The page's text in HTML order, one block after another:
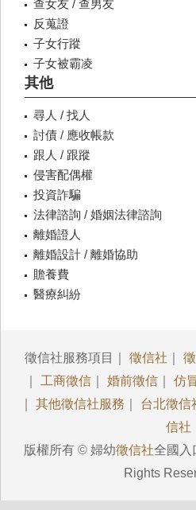
查女友 / 查男友
反蒐證
子女行蹤
子女被霸凌
其他
尋人 / 找人
討債 / 應收帳款
跟人 / 跟蹤
侵害配偶權
投資詐騙
法律諮詢 / 婚姻法律諮詢
離婚證人
離婚設計 / 離婚協助
贍養費
醫療糾紛
徵信社服務項目｜ 徵信社
工商徵信 婚前徵信 仿
其他徵信社服務 台北徵信
信社
版權所有 © 婦幼徵信社全國入
Rights